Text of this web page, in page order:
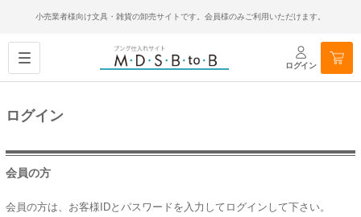
小売業者様向け文具・雑貨の卸売サイトです。会員様のみご利用いただけます。
ログイン
ログイン
会員の方
会員の方は、お客様IDとパスワードを入力してログインして下さい。